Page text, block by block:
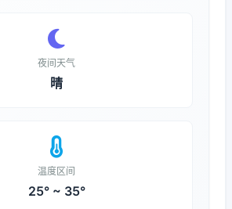
夜间天气
晴
温度区间
25° ~ 35°